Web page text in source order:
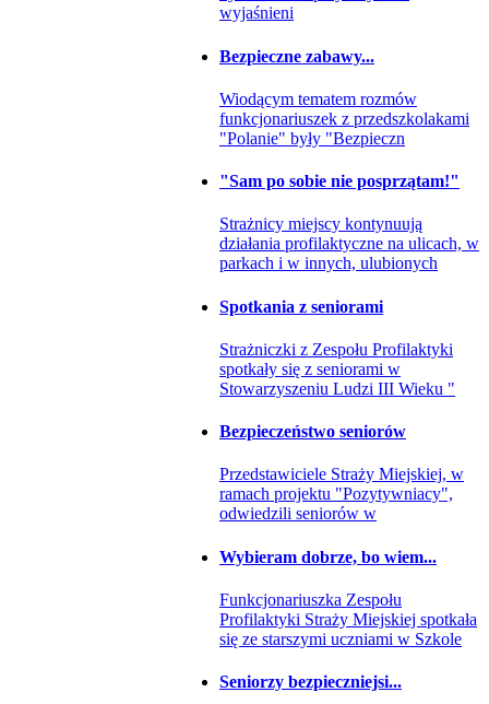
wyjaśnieni
Bezpieczne zabawy...
Wiodącym tematem rozmów
funkcjonariuszek z przedszkolakami
"Polanie" były "Bezpieczn
"Sam po sobie nie posprzątam!"
Strażnicy miejscy kontynuują
działania profilaktyczne na ulicach, w
parkach i w innych, ulubionych
Spotkania z seniorami
Strażniczki z Zespołu Profilaktyki
spotkały się z seniorami w
Stowarzyszeniu Ludzi III Wieku "
Bezpieczeństwo seniorów
Przedstawiciele Straży Miejskiej, w
ramach projektu "Pozytywniacy",
odwiedzili seniorów w
Wybieram dobrze, bo wiem...
Funkcjonariuszka Zespołu
Profilaktyki Straży Miejskiej spotkała
się ze starszymi uczniami w Szkole
Seniorzy bezpieczniejsi...